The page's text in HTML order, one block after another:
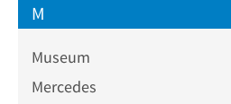
M
Museum
Mercedes